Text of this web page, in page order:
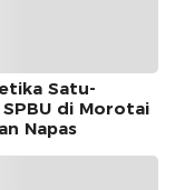
Satu-
di Morotai
Napas